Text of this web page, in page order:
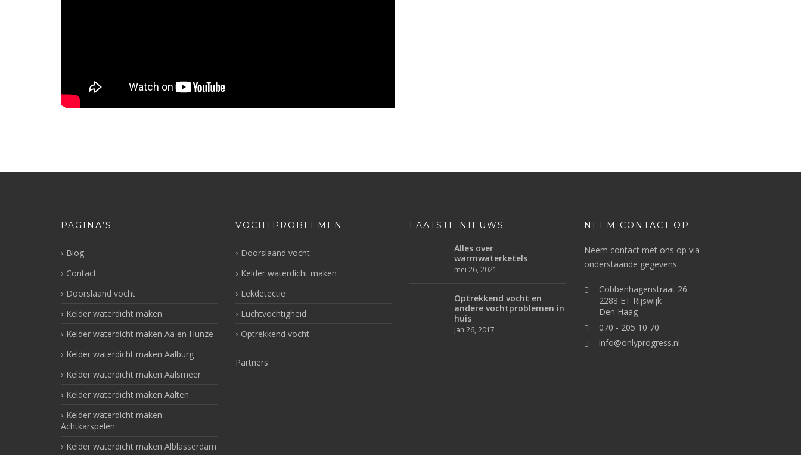
PAGINA’S
Blog
Contact
Doorslaand vocht
Kelder waterdicht maken
Kelder waterdicht maken Aa en Hunze
Kelder waterdicht maken Aalburg
Kelder waterdicht maken Aalsmeer
Kelder waterdicht maken Aalten
Kelder waterdicht maken
Achtkarspelen
Kelder waterdicht maken Alblasserdam
VOCHTPROBLEMEN
Doorslaand vocht
Kelder waterdicht maken
Lekdetectie
Luchtvochtigheid
Optrekkend vocht
Partners
LAATSTE NIEUWS
Alles over
warmwaterketels
mei 26, 2021
Optrekkend vocht en
andere vochtproblemen in
huis
jan 26, 2017
NEEM CONTACT OP
Neem contact met ons op via
onderstaande gegevens.
Cobbenhagenstraat 26
2288 ET Rijswijk
Den Haag
070 - 205 10 70
info@onlyprogress.nl